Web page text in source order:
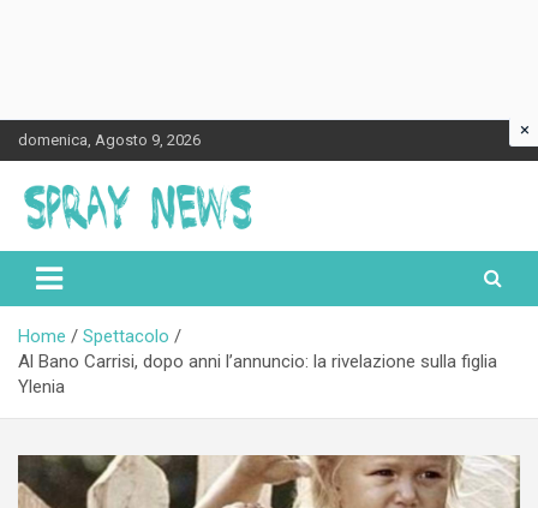
Skip
to
content
domenica, Agosto 9, 2026
Spraynews.it
Home
Spettacolo
Al Bano Carrisi, dopo anni l’annuncio: la rivelazione sulla figlia
Ylenia
×